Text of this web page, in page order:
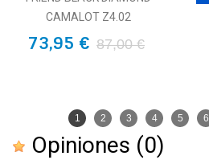
CAMALOT Z4.02
73,95 € 87,00 €
1 2 3 4 5 6
Opiniones (0)